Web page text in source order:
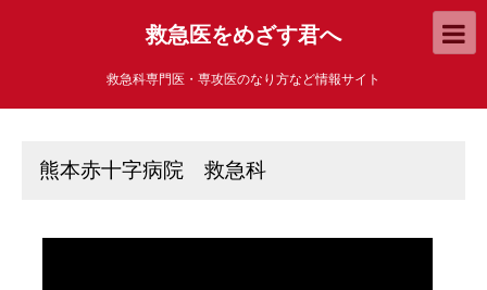
救急医をめざす君へ
救急科専門医・専攻医のなり方など情報サイト
熊本赤十字病院 救急科